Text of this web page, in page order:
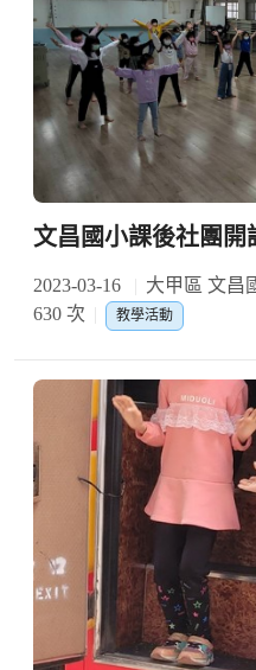
文昌國小課後社團開
2023-03-16 大甲區 文昌
630 次
教學活動